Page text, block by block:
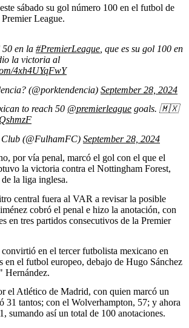
sábado su gol número 100 en el futbol de
League.
50 en la #PremierLeague , que es su gol 100 en
la victoria al
4xh4UYqFwY
(@porktendencia) September 28, 2024
to reach 50 @premierleague goals. 🇲🇽
(@FulhamFC) September 28, 2024
por vía penal, marcó el gol con el que el
la victoria contra el Nottingham Forest,
la liga inglesa.
central fuera al VAR a revisar la posible
cobró el penal e hizo la anotación, con
en tres partidos consecutivos de la Premier
en el tercer futbolista mexicano en
en el futbol europeo, debajo de Hugo Sánchez
Hernández.
el Atlético de Madrid, con quien marcó un
31 tantos; con el Wolverhampton, 57; y ahora
sumando así un total de 100 anotaciones.